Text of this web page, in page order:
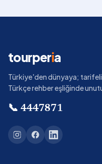
tourperia
Türkiye'den dünyaya;
Türkçe rehber eşliğinde
📞 4447871